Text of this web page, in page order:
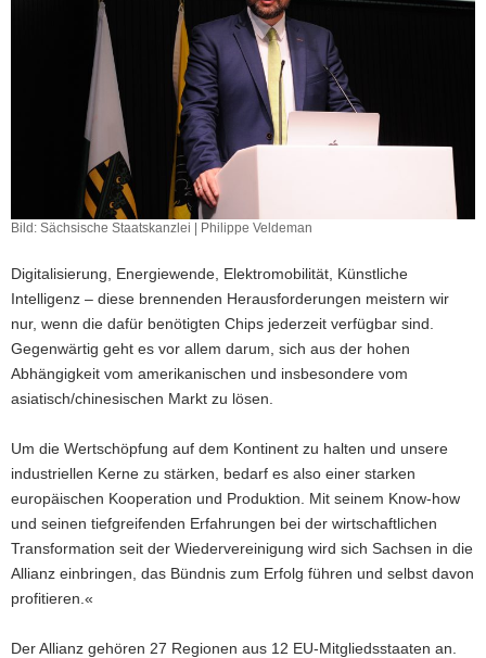
Bild: Sächsische Staatskanzlei | Philippe Veldeman
Digitalisierung, Energiewende, Elektromobilität, Künstliche
Intelligenz – diese brennenden Herausforderungen meistern wir
nur, wenn die dafür benötigten Chips jederzeit verfügbar sind.
Gegenwärtig geht es vor allem darum, sich aus der hohen
Abhängigkeit vom amerikanischen und insbesondere vom
asiatisch/chinesischen Markt zu lösen.
Um die Wertschöpfung auf dem Kontinent zu halten und unsere
industriellen Kerne zu stärken, bedarf es also einer starken
europäischen Kooperation und Produktion. Mit seinem Know-how
und seinen tiefgreifenden Erfahrungen bei der wirtschaftlichen
Transformation seit der Wiedervereinigung wird sich Sachsen in die
Allianz einbringen, das Bündnis zum Erfolg führen und selbst davon
profitieren.«
Der Allianz gehören 27 Regionen aus 12 EU-Mitgliedsstaaten an.